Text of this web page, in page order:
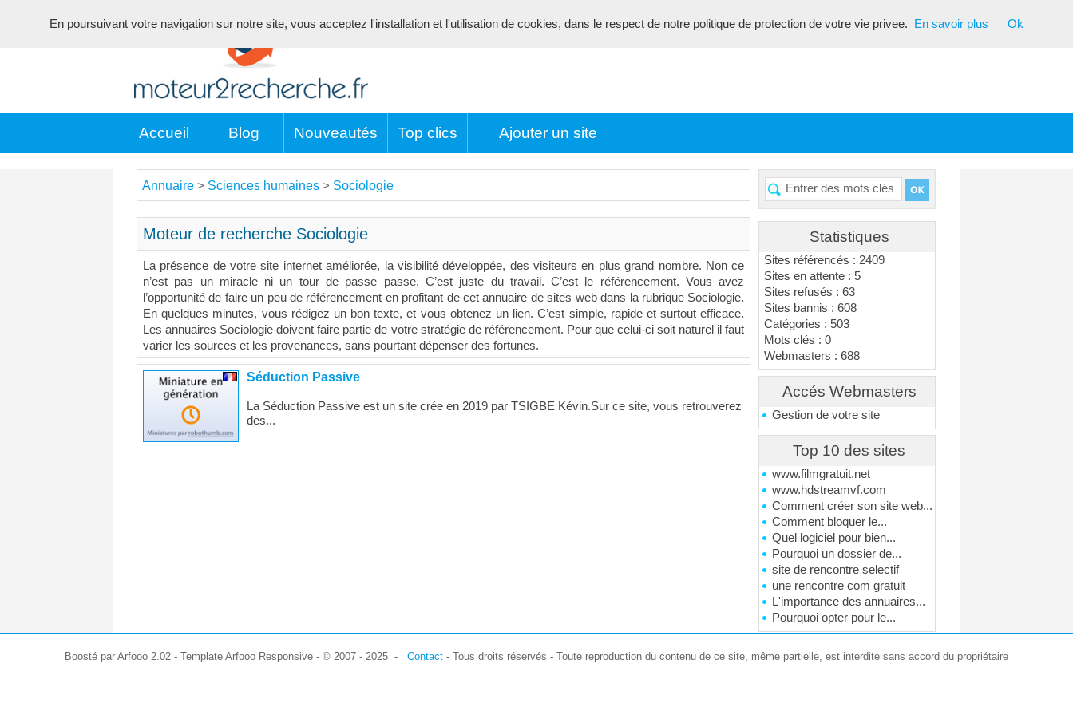
Accueil Blog Nouveautés Top clics Ajouter un site
Statistiques
Sites référencés : 2409
Sites en attente : 5
Sites refusés : 63
Sites bannis : 608
Catégories : 503
Mots clés : 0
Webmasters : 688
Accés Webmasters
Gestion de votre site
Top 10 des sites
www.filmgratuit.net
www.hdstreamvf.com
Comment créer son site web...
Comment bloquer le...
Quel logiciel pour bien...
Pourquoi un dossier de...
site de rencontre selectif
une rencontre com gratuit
L'importance des annuaires...
Pourquoi opter pour le...
Annuaire > Sciences humaines > Sociologie
Moteur de recherche Sociologie
La présence de votre site internet améliorée, la visibilité développée, des visiteurs en plus grand nombre. Non ce
n’est pas un miracle ni un tour de passe passe. C’est juste du travail. C’est le référencement. Vous avez
l’opportunité de faire un peu de référencement en profitant de cet annuaire de sites web dans la rubrique Sociologie.
En quelques minutes, vous rédigez un bon texte, et vous obtenez un lien. C’est simple, rapide et surtout efficace.
Les annuaires Sociologie doivent faire partie de votre stratégie de référencement. Pour que celui-ci soit naturel il faut
varier les sources et les provenances, sans pourtant dépenser des fortunes.
Séduction Passive
La Séduction Passive est un site crée en 2019 par TSIGBE Kévin.Sur ce site, vous retrouverez
des...
Boosté par Arfooo 2.02 - Template Arfooo Responsive - © 2007 - 2025 - Contact - Tous droits réservés - Toute reproduction du contenu de ce site, même partielle, est interdite sans accord du propriétaire
En poursuivant votre navigation sur notre site, vous acceptez l'installation et l'utilisation de cookies, dans le respect de notre politique de protection de votre vie privee. En savoir plus Ok